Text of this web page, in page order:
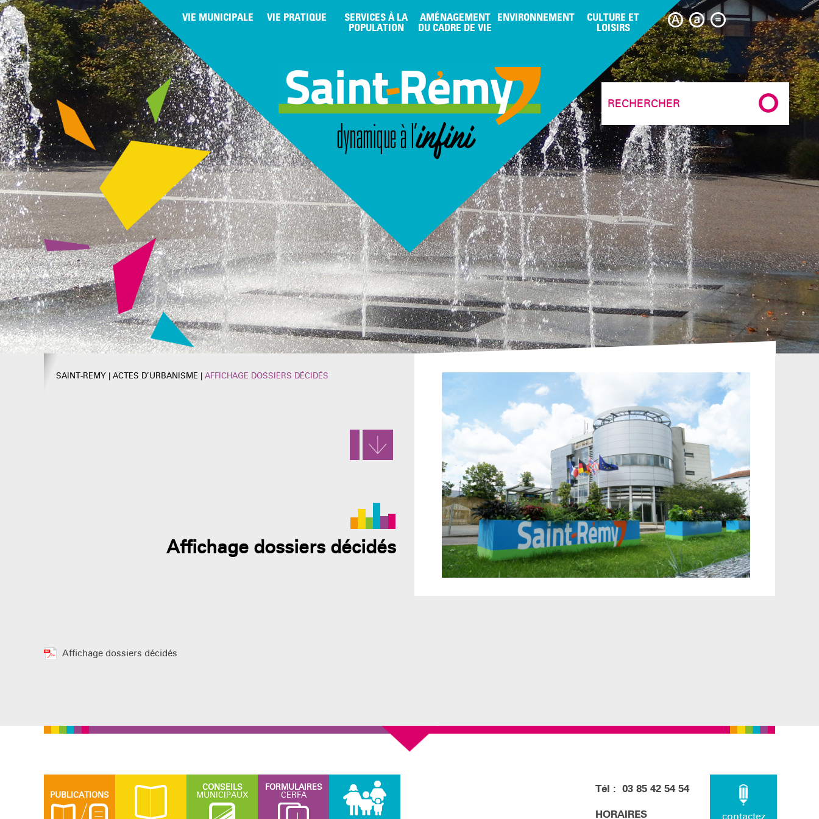
VIE MUNICIPALE VIE PRATIQUE SERVICES À LA
POPULATION
AMÉNAGEMENT
DU CADRE DE VIE
ENVIRONNEMENT CULTURE ET
LOISIRS
SAINT-REMY | ACTES D’URBANISME | AFFICHAGE DOSSIERS DÉCIDÉS
Affichage dossiers décidés
Affichage dossiers décidés
PUBLICATIONS
CONSEILS
MUNICIPAUX
FORMULAIRES
CERFA
Tél : 03 85 42 54 54
HORAIRES
contactez